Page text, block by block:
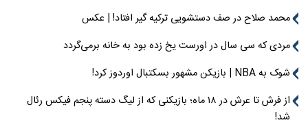
محمد صلاح در صف دستشویی ترکیه گیر افتاد! | عکس
مردی که سی سال در اورست یخ زده بود به خانه برمی‌گردد
شوک به NBA | بازیکن مشهور بسکتبال اوردوز کرد!
از فرش تا عرش در ۱۸ ماه؛ بازیکنی که از لیگ دسته پنجم فیکس رئال
شد!